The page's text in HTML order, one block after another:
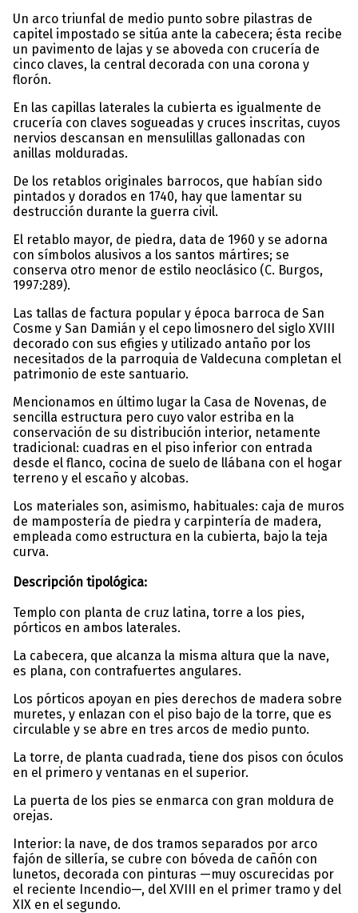
Un arco triunfal de medio punto sobre pilastras de
capitel impostado se sitúa ante la cabecera; ésta recibe
un pavimento de lajas y se aboveda con crucería de
cinco claves, la central decorada con una corona y
florón.
En las capillas laterales la cubierta es igualmente de
crucería con claves sogueadas y cruces inscritas, cuyos
nervios descansan en mensulillas gallonadas con
anillas molduradas.
De los retablos originales barrocos, que habían sido
pintados y dorados en 1740, hay que lamentar su
destrucción durante la guerra civil.
El retablo mayor, de piedra, data de 1960 y se adorna
con símbolos alusivos a los santos mártires; se
conserva otro menor de estilo neoclásico (C. Burgos,
1997:289).
Las tallas de factura popular y época barroca de San
Cosme y San Damián y el cepo limosnero del siglo XVIII
decorado con sus efigies y utilizado antaño por los
necesitados de la parroquia de Valdecuna completan el
patrimonio de este santuario.
Mencionamos en último lugar la Casa de Novenas, de
sencilla estructura pero cuyo valor estriba en la
conservación de su distribución interior, netamente
tradicional: cuadras en el piso inferior con entrada
desde el flanco, cocina de suelo de llábana con el hogar
terreno y el escaño y alcobas.
Los materiales son, asimismo, habituales: caja de muros
de mampostería de piedra y carpintería de madera,
empleada como estructura en la cubierta, bajo la teja
curva.
Descripción tipológica:
Templo con planta de cruz latina, torre a los pies,
pórticos en ambos laterales.
La cabecera, que alcanza la misma altura que la nave,
es plana, con contrafuertes angulares.
Los pórticos apoyan en pies derechos de madera sobre
muretes, y enlazan con el piso bajo de la torre, que es
circulable y se abre en tres arcos de medio punto.
La torre, de planta cuadrada, tiene dos pisos con óculos
en el primero y ventanas en el superior.
La puerta de los pies se enmarca con gran moldura de
orejas.
Interior: la nave, de dos tramos separados por arco
fajón de sillería, se cubre con bóveda de cañón con
lunetos, decorada con pinturas —muy oscurecidas por
el reciente Incendio—, del XVIII en el primer tramo y del
XIX en el segundo.